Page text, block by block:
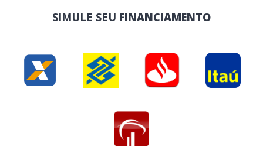
SIMULE SEU FINANCIAMENTO